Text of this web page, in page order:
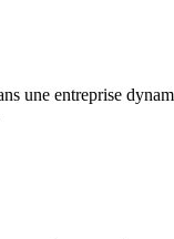
une entreprise